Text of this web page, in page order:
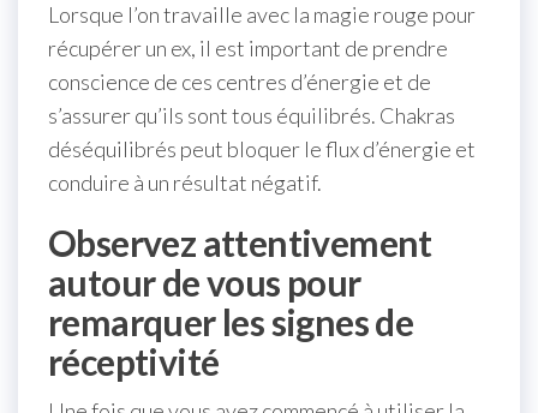
Lorsque l’on travaille avec la magie rouge pour
récupérer un ex, il est important de prendre
conscience de ces centres d’énergie et de
s’assurer qu’ils sont tous équilibrés. Chakras
déséquilibrés peut bloquer le flux d’énergie et
conduire à un résultat négatif.
Observez attentivement
autour de vous pour
remarquer les signes de
réceptivité